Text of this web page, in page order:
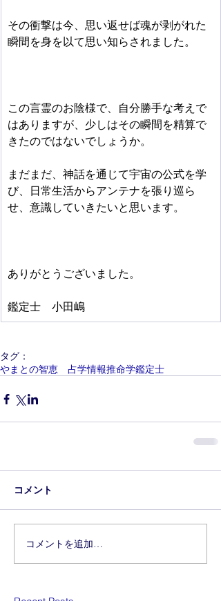
その衝撃は今、思い返せば魂が剥がれた
瞬間を身を以て思い知らされました。
この言霊のお陰様で、自分勝手な考えで
はありますが、少しはその瞬間を精算で
きたのではないでしょうか。
まだまだ、神話を通じて宇宙の公式を学
び、日常生活からアンテナを張り巡ら
せ、意識していきたいと思います。
ありがとうございました。
鑑定士　小田嶋
タグ：
やまとの智恵 占学情報推命学鑑定士
コメント
コメントを追加…